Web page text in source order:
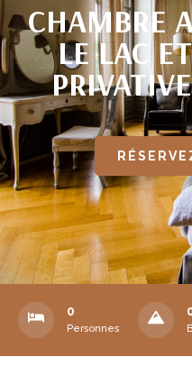
CHAMBRE
LE LAC
0
Personnes